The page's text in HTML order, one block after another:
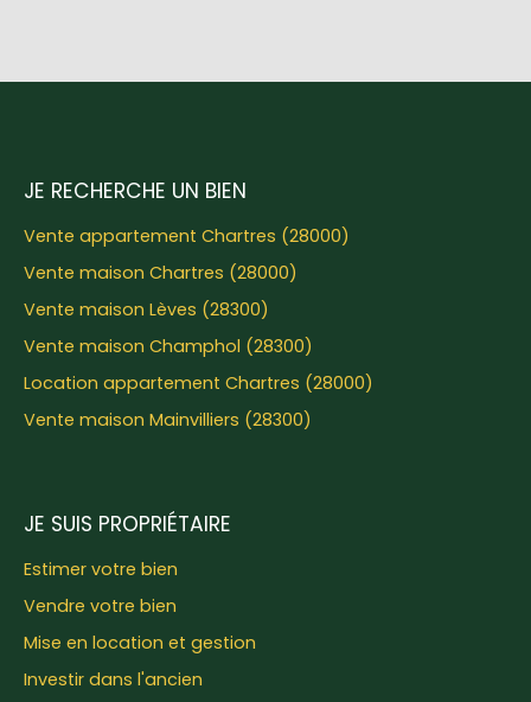
JE RECHERCHE UN BIEN
Vente appartement Chartres (28000)
Vente maison Chartres (28000)
Vente maison Lèves (28300)
Vente maison Champhol (28300)
Location appartement Chartres (28000)
Vente maison Mainvilliers (28300)
JE SUIS PROPRIÉTAIRE
Estimer votre bien
Vendre votre bien
Mise en location et gestion
Investir dans l'ancien